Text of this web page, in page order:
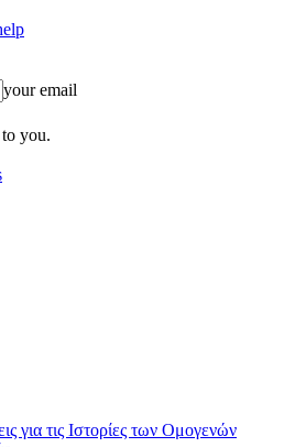
your email
you.
για τις Ιστορίες των Ομογενών